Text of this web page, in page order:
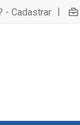
- Cadastrar |